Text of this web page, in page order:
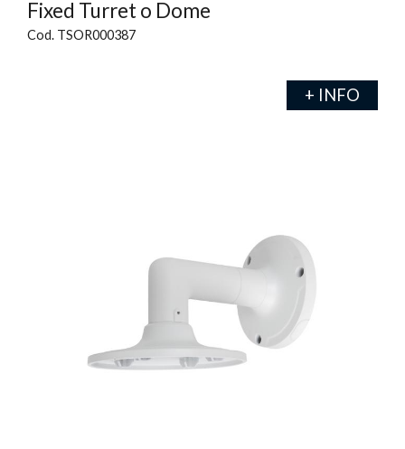
Fixed Turret o Dome
Cod. TSOR000387
+ INFO